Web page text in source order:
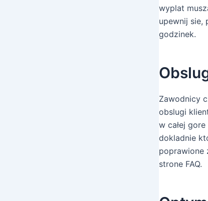
wyplat
upewnij sie,
godzinek.
Zawodnicy
obslugi
w całej
dokladnie
poprawione
strone FAQ.